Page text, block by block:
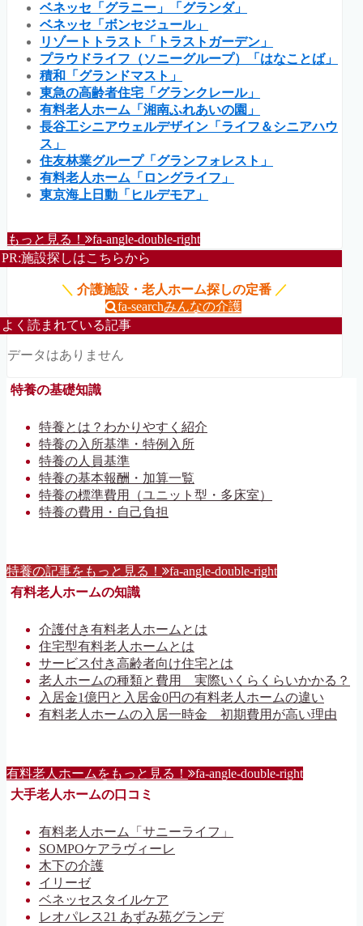
ベネッセ「グラニー」「グランダ」
ベネッセ「ボンセジュール」
リゾートトラスト「トラストガーデン」
プラウドライフ（ソニーグループ）「はなことば」
積和「グランドマスト」
東急の高齢者住宅「グランクレール」
有料老人ホーム「湘南ふれあいの園」
長谷工シニアウェルデザイン「ライフ＆シニアハウ
ス」
住友林業グループ「グランフォレスト」
有料老人ホーム「ロングライフ」
東京海上日動「ヒルデモア」
もっと見る！ fa-angle-double-right
PR:施設探しはこちらから
＼ 介護施設・老人ホーム探しの定番 ／
fa-searchみんなの介護
よく読まれている記事
データはありません
特養の基礎知識
特養とは？わかりやすく紹介
特養の入所基準・特例入所
特養の人員基準
特養の基本報酬・加算一覧
特養の標準費用（ユニット型・多床室）
特養の費用・自己負担
特養の記事をもっと見る！ fa-angle-double-right
有料老人ホームの知識
介護付き有料老人ホームとは
住宅型有料老人ホームとは
サービス付き高齢者向け住宅とは
老人ホームの種類と費用 実際いくらくらいかかる？
入居金1億円と入居金0円の有料老人ホームの違い
有料老人ホームの入居一時金 初期費用が高い理由
有料老人ホームをもっと見る！ fa-angle-double-right
大手老人ホームの口コミ
有料老人ホーム「サニーライフ」
SOMPOケアラヴィーレ
木下の介護
イリーゼ
ベネッセスタイルケア
レオパレス21 あずみ苑グランデ